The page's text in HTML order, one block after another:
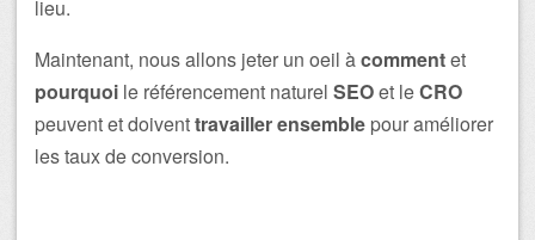
lieu.
Maintenant, nous allons jeter un oeil àcommentet
pourquoi le référencement naturel SEOet leCRO
peuvent et doiventtravailler ensemble pour améliorer
les taux de conversion.